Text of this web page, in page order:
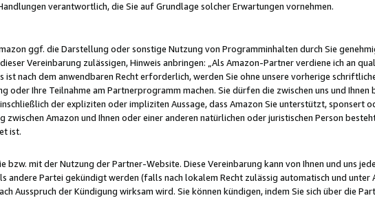
verantwortlich, die Sie auf Grundlage solcher Erwartungen vornehmen.
ggf. die Darstellung oder sonstige Nutzung von Programminhalten durch Sie
Vereinbarung zulässigen, Hinweis anbringen: „Als Amazon-Partner verdiene ich an
ist nach dem anwendbaren Recht erforderlich, werden Sie ohne unsere vorherige
Ihre Teilnahme am Partnerprogramm machen. Sie dürfen die zwischen uns und Ihnen
der expliziten oder impliziten Aussage, dass Amazon Sie unterstützt, sponsert
Amazon und Ihnen oder einer anderen natürlichen oder juristischen Person
ist.
mit der Nutzung der Partner-Website. Diese Vereinbarung kann von Ihnen und uns
andere Partei gekündigt werden (falls nach lokalem Recht zulässig automatisch und unter
Ausspruch der Kündigung wirksam wird. Sie können kündigen, indem Sie sich über die